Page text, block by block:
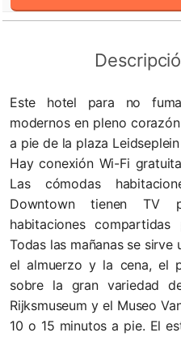
Este hotel para no
modernos en pleno
a pie de la plaza
Hay conexión Wi-Fi
Las cómodas
Downtown tienen TV
habitaciones
Todas las mañanas se sirve
el almuerzo y la cena, el
sobre la gran variedad
Rijksmuseum y el Museo
10 o 15 minutos a pie. El